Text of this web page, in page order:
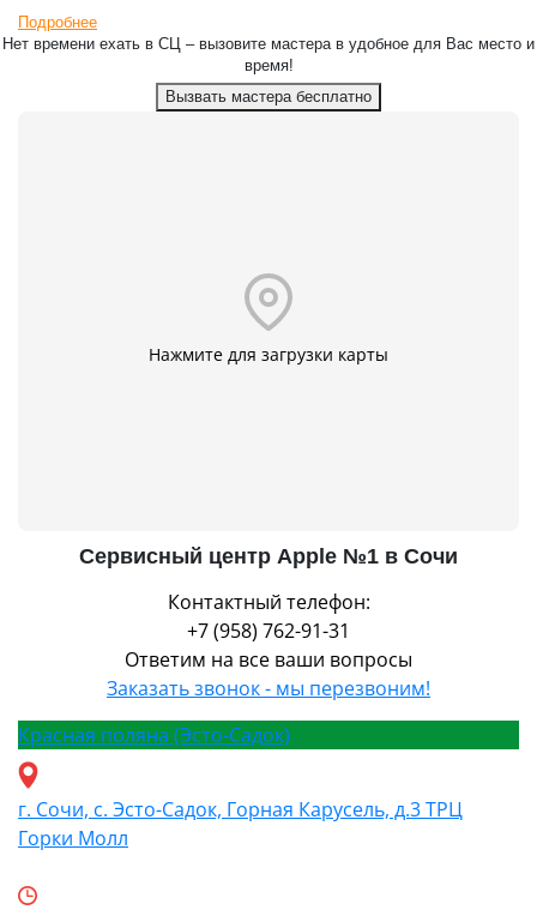
Подробнее
Нет времени ехать в СЦ – вызовите мастера в удобное для Вас место и
время!
Вызвать мастера бесплатно
Нажмите для загрузки карты
Сервисный центр Apple №1 в Сочи
Контактный телефон:
+7 (958) 762-91-31
Ответим на все ваши вопросы
Заказать звонок - мы перезвоним!
Красная поляна (Эсто-Садок)
г. Сочи, с. Эсто-Садок, Горная Карусель, д.3 ТРЦ
Горки Молл